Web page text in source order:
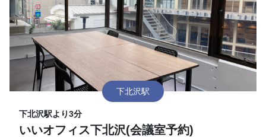
下北沢駅
下北沢駅より3分
いいオフィス下北沢(会議室予約)